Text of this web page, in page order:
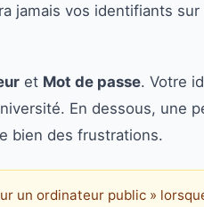
jamais vos identifiants
et Mot de passe. Votre
En dessous, une
bien des frustrations.
un ordinateur public »